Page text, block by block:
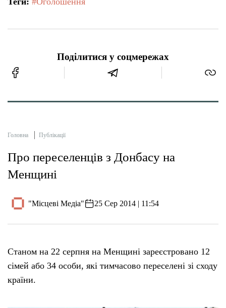
Поділитися у соцмережах
Головна Публікації
Про переселенців з Донбасу на
Менщині
"Місцеві Медіа" 25 Сер 2014 | 11:54
Станом на 22 серпня на Менщині зареєстровано 12
сімей або 34 особи, які тимчасово переселені зі сходу
країни.